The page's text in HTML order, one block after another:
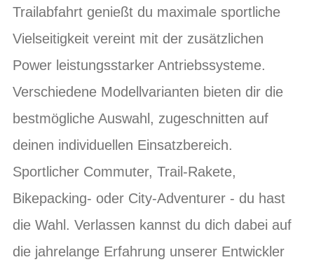
Trailabfahrt genießt du maximale sportliche
Vielseitigkeit vereint mit der zusätzlichen
Power leistungsstarker Antriebssysteme.
Verschiedene Modellvarianten bieten dir die
bestmögliche Auswahl, zugeschnitten auf
deinen individuellen Einsatzbereich.
Sportlicher Commuter, Trail-Rakete,
Bikepacking- oder City-Adventurer - du hast
die Wahl. Verlassen kannst du dich dabei auf
die jahrelange Erfahrung unserer Entwickler